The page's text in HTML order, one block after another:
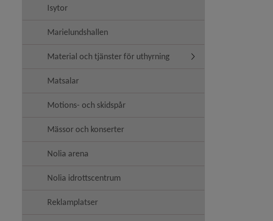
Isytor
Marielundshallen
Material och tjänster för uthyrning Undermeny för Material och
Matsalar
Motions- och skidspår
Mässor och konserter
Nolia arena
Nolia idrottscentrum
Reklamplatser